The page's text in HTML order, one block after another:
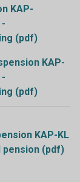
KAP-
(pdf)
KAP-
(pdf)
KAP-KL
pension (pdf)